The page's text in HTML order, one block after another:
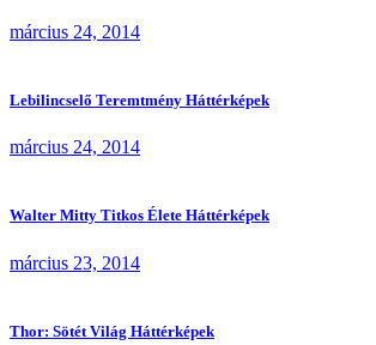
március 24, 2014
Lebilincselő Teremtmény Háttérképek
március 24, 2014
Walter Mitty Titkos Élete Háttérképek
március 23, 2014
Thor: Sötét Világ Háttérképek